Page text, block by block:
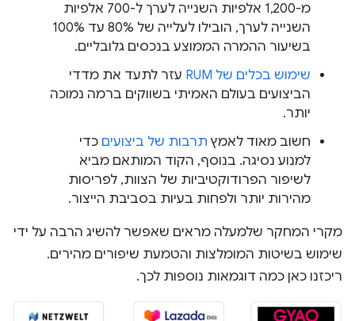
מ-1,200 אלפיות השנייה לערך ל-700 אלפיות
השנייה לערך, הובילו לעלייה של 80% עד 100%
בשיעור ההמרה הממוצע בנכסים גלובליים.
שימוש בכלים של RUM
עזר לתעד את מדדי
הביצועים בעולם האמיתי בשווקים ברמה נמוכה
יותר.
חשוב מאוד לאמץ תרבות של ביצועים כדי
למנוע נסיגה. בנוסף, הקוד המותאם מביא
לשיפור הפרודוקטיביות של הצוות, לפריסות
מהירות יותר ולפחות בעיות בסביבת הייצור.
מקרי המחקר שלמעלה מראים שאפשר להשיג הרבה על ידי
שימוש בשיטות המומלצות והטמעת שיפורים מהירים.
ריכזנו כאן כמה דוגמאות נוספות לכך.